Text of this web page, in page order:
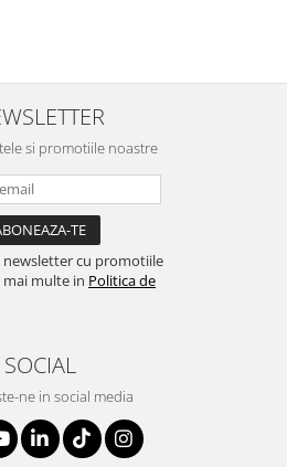
si promotiile noastre
newsletter cu promotiile
mai multe in Politica de
SOCIAL
ne in social media